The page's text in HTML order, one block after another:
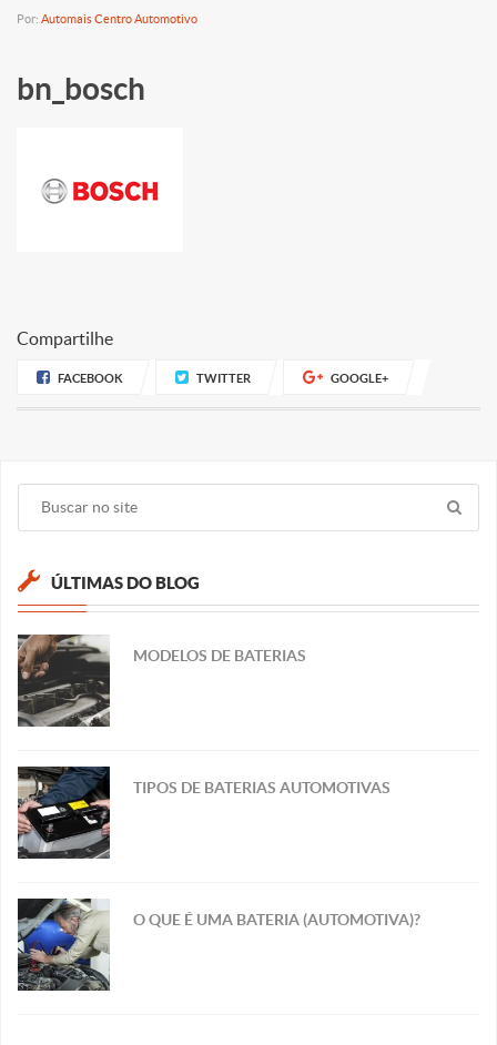
Por: Automais Centro Automotivo
bn_bosch
Compartilhe
FACEBOOK TWITTER GOOGLE+
ÚLTIMAS DO BLOG
MODELOS DE BATERIAS
TIPOS DE BATERIAS AUTOMOTIVAS
O QUE É UMA BATERIA (AUTOMOTIVA)?